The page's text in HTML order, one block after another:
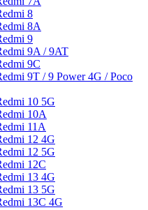
8
8A
9
9A / 9AT
9C
9T / 9 Power 4G / Poco
10 5G
10A
11A
12 4G
12 5G
12C
13 4G
13 5G
13C 4G